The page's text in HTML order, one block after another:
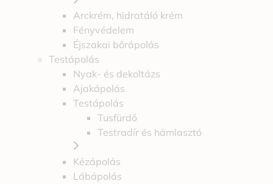
Arckrém, hidratáló krém
Fényvédelem
Éjszakai bőrápolás
Testápolás
Nyak- és dekoltázs
Ajakápolás
Testápolás
Tusfürdő
Testradír és hámlasztó
Kézápolás
Lábápolás